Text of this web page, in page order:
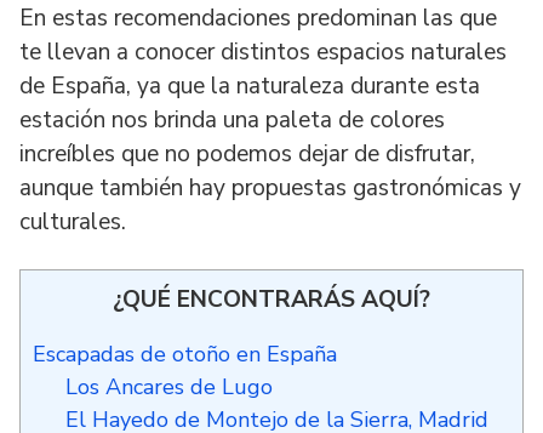
En estas recomendaciones predominan las que
te llevan a conocer distintos espacios naturales
de España, ya que la naturaleza durante esta
estación nos brinda una paleta de colores
increíbles que no podemos dejar de disfrutar,
aunque también hay propuestas gastronómicas y
culturales.
¿QUÉ ENCONTRARÁS AQUÍ?
Escapadas de otoño en España
Los Ancares de Lugo
El Hayedo de Montejo de la Sierra, Madrid